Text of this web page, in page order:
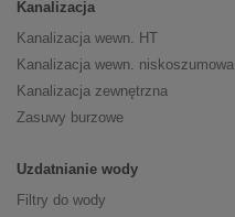
Kanalizacja
Kanalizacja wewn. HT
Kanalizacja wewn. niskoszumowa
Kanalizacja zewnętrzna
Zasuwy burzowe
Uzdatnianie wody
Filtry do wody